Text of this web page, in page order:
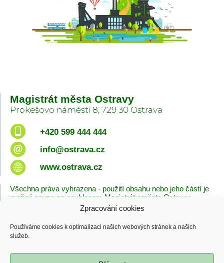
Zpracování cookies
Používáme cookies k optimalizaci našich webových stránek a našich
služeb.
Magistrát města Ostravy
Prokešovo náměstí 8, 729 30 Ostrava
+420 599 444 444
info@ostrava.cz
www.ostrava.cz
Všechna práva vyhrazena - použití obsahu nebo jeho částí je
možné pouze se souhlasem Magistrátu města Ostravy.
Zásady cookies
Poslední změna